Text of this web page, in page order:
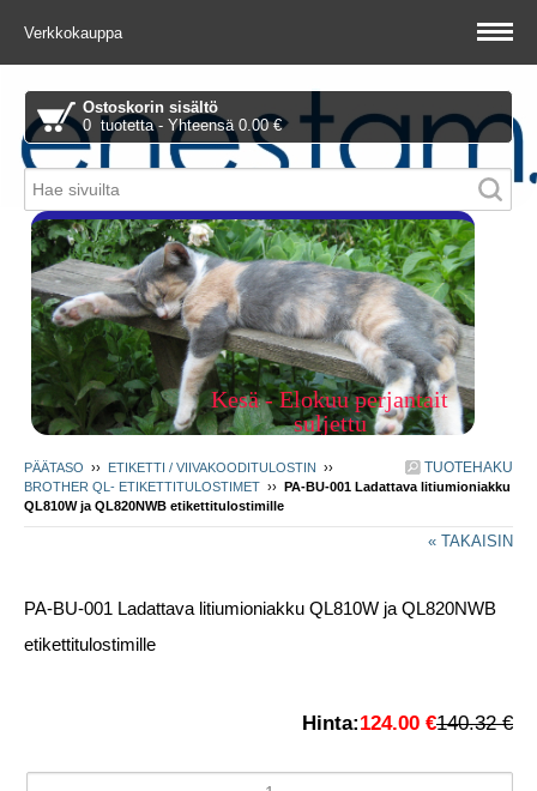
Verkkokauppa
Ostoskorin sisältö
0 tuotetta - Yhteensä 0.00 €
Piitie 1 A, 01510 Vantaa
Kesä - Elokuu perjantait
suljettu
TUOTEHAKU
PÄÄTASO ›› ETIKETTI / VIIVAKOODITULOSTIN ››
BROTHER QL- ETIKETTITULOSTIMET ›› PA-BU-001 Ladattava litiumioniakku
QL810W ja QL820NWB etikettitulostimille
« TAKAISIN
PA-BU-001 Ladattava litiumioniakku QL810W ja QL820NWB
etikettitulostimille
Hinta:124.00 €140.32 €